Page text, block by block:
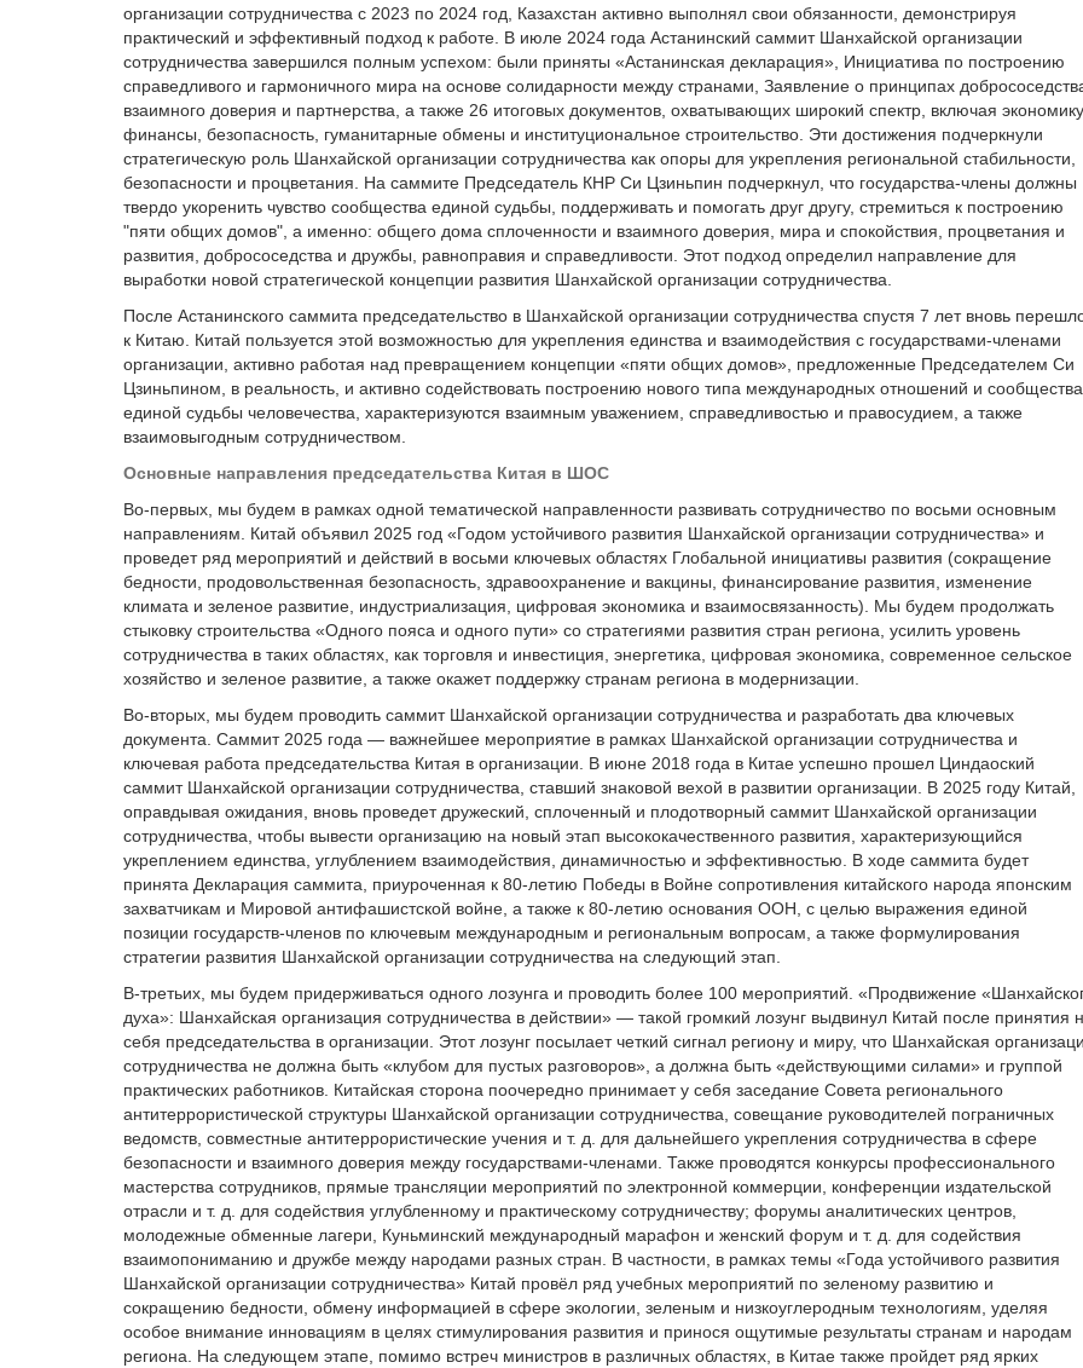
организации сотрудничества с 2023 по 2024 год, Казахстан активно выполнял свои обязанности, демонстрируя
практический и эффективный подход к работе‌. В июле 2024 года Астанинский саммит Шанхайской организации
сотрудничества завершился полным успехом: были приняты «Астанинская декларация», Инициатива по построению
справедливого и гармоничного мира на основе солидарности между странами, Заявление о принципах
взаимного доверия и партнерства, а также 26 итоговых документов, охватывающих широкий спектр, включая экономику,
финансы, безопасность, гуманитарные обмены и институциональное строительство. Эти достижения подчеркнули
стратегическую роль Шанхайской организации сотрудничества как опоры для укрепления региональной стабильности,
безопасности и процветания‌. На саммите Председатель КНР Си Цзиньпин подчеркнул, что государства-члены должны
твердо укоренить чувство сообщества единой судьбы, поддерживать и помогать друг другу, стремиться к построению
"пяти общих домов", а именно: общего дома сплоченности и взаимного доверия, мира и спокойствия, процветания и
развития, добрососедства и дружбы, равноправия и справедливости. Этот подход определил направление для
выработки новой стратегической концепции развития Шанхайской организации сотрудничества.
После Астанинского саммита председательство в Шанхайской организации сотрудничества спустя 7 лет вновь
к Китаю‌. Китай пользуется этой возможностью для укрепления единства и взаимодействия с государствами-членами
организации‌, активно работая над превращением концепции «пяти общих домов», предложенные Председателем Си
Цзиньпином, в реальность, и активно содействовать построению нового типа международных отношений и сообщества
единой судьбы человечества, характеризуются взаимным уважением, справедливостью и правосудием, а также
взаимовыгодным сотрудничеством.
Основные направления председательства Китая в ШОС
Во-первых, мы будем в рамках одной тематической направленности развивать сотрудничество по восьми основным
направлениям. Китай объявил 2025 год «Годом устойчивого развития Шанхайской организации сотрудничества» и
проведет ряд мероприятий и действий в восьми ключевых областях Глобальной инициативы развития (сокращение
бедности, продовольственная безопасность, здравоохранение и вакцины, финансирование развития, изменение
климата и зеленое развитие, индустриализация, цифровая экономика и взаимосвязанность). Мы будем продолжать
стыковку строительства «Одного пояса и одного пути» со стратегиями развития стран региона, усилить уровень
сотрудничества в таких областях, как торговля и инвестиция, энергетика, цифровая экономика, современное сельское
хозяйство и зеленое развитие, а также окажет поддержку странам региона в модернизации.
Во-вторых‌, мы будем проводить ‌саммит Шанхайской организации сотрудничества и разработать ‌два ключевых
документа.‌ Саммит 2025 года — важнейшее мероприятие в рамках Шанхайской организации сотрудничества и
ключевая работа председательства Китая в организации. В июне 2018 года в Китае успешно прошел Циндаоский
саммит Шанхайской организации сотрудничества‌, ставший знаковой вехой в развитии организации. В 2025 году Китай,
оправдывая ожидания, вновь проведет дружеский, сплоченный и плодотворный саммит Шанхайской организации
сотрудничества, чтобы вывести организацию на новый этап ‌высококачественного развития‌, характеризующийся
‌укреплением единства, углублением взаимодействия, динамичностью и эффективностью‌. В ходе саммита будет
принята Декларация саммита, приуроченная к 80-летию Победы в Войне сопротивления китайского народа японским
захватчикам и Мировой антифашистской войне, а также к 80-летию основания ООН, с целью выражения единой
позиции государств-членов по ключевым международным и региональным вопросам, а также формулирования
стратегии развития Шанхайской организации сотрудничества на следующий этап.
В-третьих, мы будем придерживаться одного лозунга и проводить более 100 мероприятий. «Продвижение
духа»: Шанхайская организация сотрудничества в действии» — такой громкий лозунг выдвинул Китай после принятия
себя председательства в организации. Этот лозунг посылает четкий сигнал региону и миру, что Шанхайская
сотрудничества не должна быть «клубом для пустых разговоров», а должна быть «действующими силами» и группой
практических работников. Китайская сторона поочередно принимает у себя заседание Совета регионального
антитеррористической структуры Шанхайской организации сотрудничества, совещание руководителей пограничных
ведомств, совместные антитеррористические учения и т. д. для дальнейшего укрепления сотрудничества в сфере
безопасности и взаимного доверия между государствами-членами. Также проводятся конкурсы профессионального
мастерства сотрудников, прямые трансляции мероприятий по электронной коммерции, конференции издательской
отрасли и т. д. для содействия углубленному и практическому сотрудничеству; форумы аналитических центров,
молодежные обменные лагери, Куньминский международный марафон и женский форум и т. д. для содействия
взаимопониманию и дружбе между народами разных стран. В частности, в рамках темы «Года устойчивого развития
Шанхайской организации сотрудничества» Китай провёл ряд учебных мероприятий по зеленому развитию и
сокращению бедности, обмену информацией в сфере экологии, зеленым и низкоуглеродным технологиям, уделяя
особое внимание инновациям в целях стимулирования развития и принося ощутимые результаты странам и народам
региона. На следующем этапе, помимо встреч министров в различных областях, в Китае также пройдет ряд ярких